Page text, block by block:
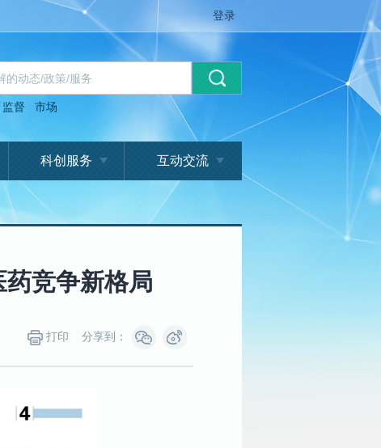
登录
监督 市场
科创服务 互动交流
竞争新格局
打印 分享到：